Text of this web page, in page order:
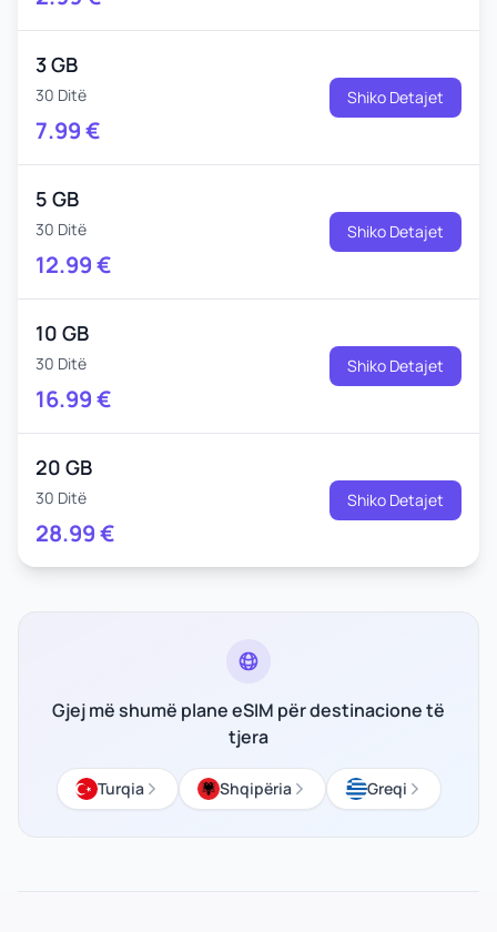
3 GB
30 Ditë
7.99€
Shiko Detajet
5 GB
30 Ditë
12.99€
Shiko Detajet
10 GB
30 Ditë
16.99€
Shiko Detajet
20 GB
30 Ditë
28.99€
Shiko Detajet
Gjej më shumë plane eSIM për destinacione të
tjera
Turqia Shqipëria Greqi